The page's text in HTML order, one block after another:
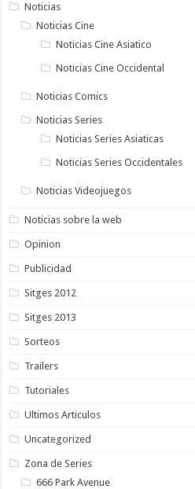
Noticias
Noticias Cine
Noticias Cine Asiatico
Noticias Cine Occidental
Noticias Comics
Noticias Series
Noticias Series Asiaticas
Noticias Series Occidentales
Noticias Videojuegos
Noticias sobre la web
Opinion
Publicidad
Sitges 2012
Sitges 2013
Sorteos
Trailers
Tutoriales
Ultimos Articulos
Uncategorized
Zona de Series
666 Park Avenue